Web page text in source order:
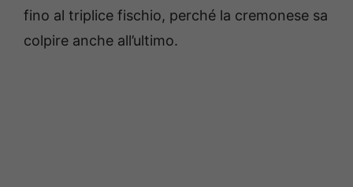
fino al triplice fischio, perché la cremonese sa
colpire anche all’ultimo.